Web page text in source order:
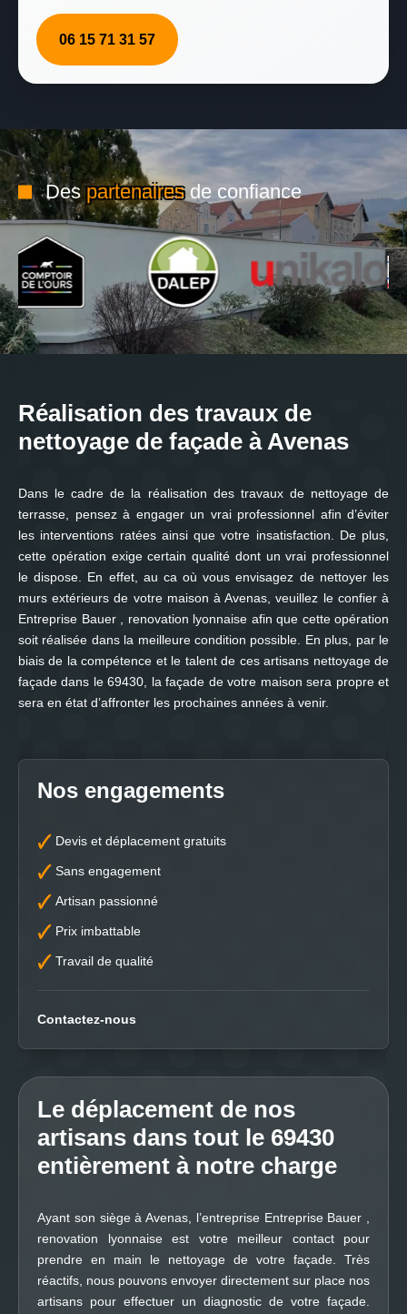
06 15 71 31 57
Despartenairesde confiance
Réalisation des travaux de
nettoyage de façade à Avenas
Dans le cadre de la réalisation des travaux de nettoyage de
terrasse, pensez à engager un vrai professionnel afin d’éviter
les interventions ratées ainsi que votre insatisfaction. De plus,
cette opération exige certain qualité dont un vrai professionnel
le dispose. En effet, au ca où vous envisagez de nettoyer les
murs extérieurs de votre maison à Avenas, veuillez le confier à
Entreprise Bauer , renovation lyonnaise afin que cette opération
soit réalisée dans la meilleure condition possible. En plus, par le
biais de la compétence et le talent de ces artisans nettoyage de
façade dans le 69430, la façade de votre maison sera propre et
sera en état d’affronter les prochaines années à venir.
Nos engagements
Devis et déplacement gratuits
Sans engagement
Artisan passionné
Prix imbattable
Travail de qualité
Contactez-nous
Le déplacement de nos
artisans dans tout le 69430
entièrement à notre charge
Ayant son siège à Avenas, l’entreprise Entreprise Bauer ,
renovation lyonnaise est votre meilleur contact pour
prendre en main le nettoyage de votre façade. Très
réactifs, nous pouvons envoyer directement sur place nos
artisans pour effectuer un diagnostic de votre façade.